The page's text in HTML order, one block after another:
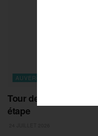
AUVERGNE-RHONE-ALPES
Tour de France 2026
étape